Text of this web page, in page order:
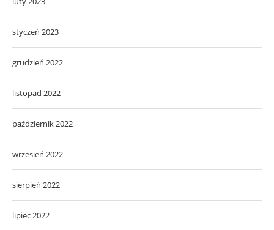
styczeń 2023
grudzień 2022
listopad 2022
październik 2022
wrzesień 2022
sierpień 2022
lipiec 2022